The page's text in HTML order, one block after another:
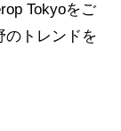
Tokyoをご
のトレンドを